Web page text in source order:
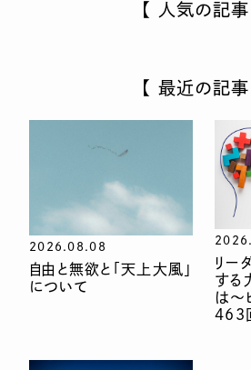
【 人気の記事
【 最近の記事
2026.08.08
自由と無欲と「天上大風」
について
リー
する
は〜
463